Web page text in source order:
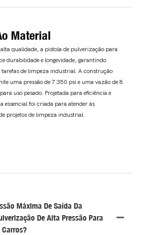
Material
qualidade, a pistola de pulverização para
durabilidade e longevidade, garantindo
tarefas de limpeza industrial. A construção
uma pressão de 7.350 psi e uma vazão de 8
uso pesado. Projetada para eficiência e
essencial foi criada para atender às
de projetos de limpeza industrial.
Máxima De Saída Da
De Alta Pressão Para